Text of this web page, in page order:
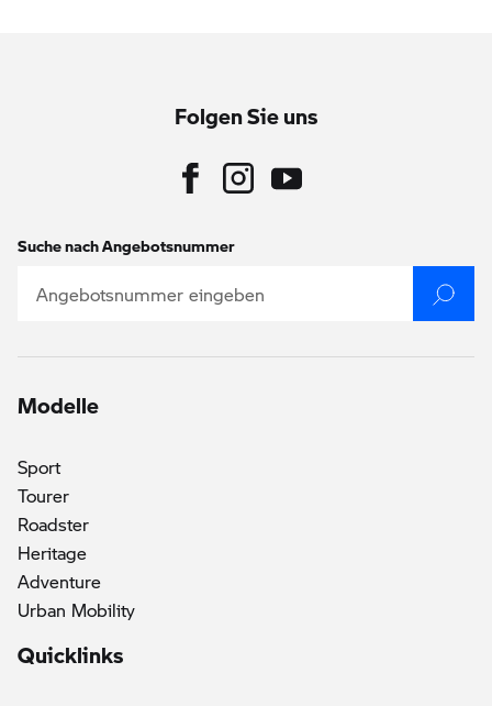
Folgen Sie uns
Suche nach Angebotsnummer
Modelle
Sport
Tourer
Roadster()
Heritage
Adventure
Urban Mobility
Quicklinks